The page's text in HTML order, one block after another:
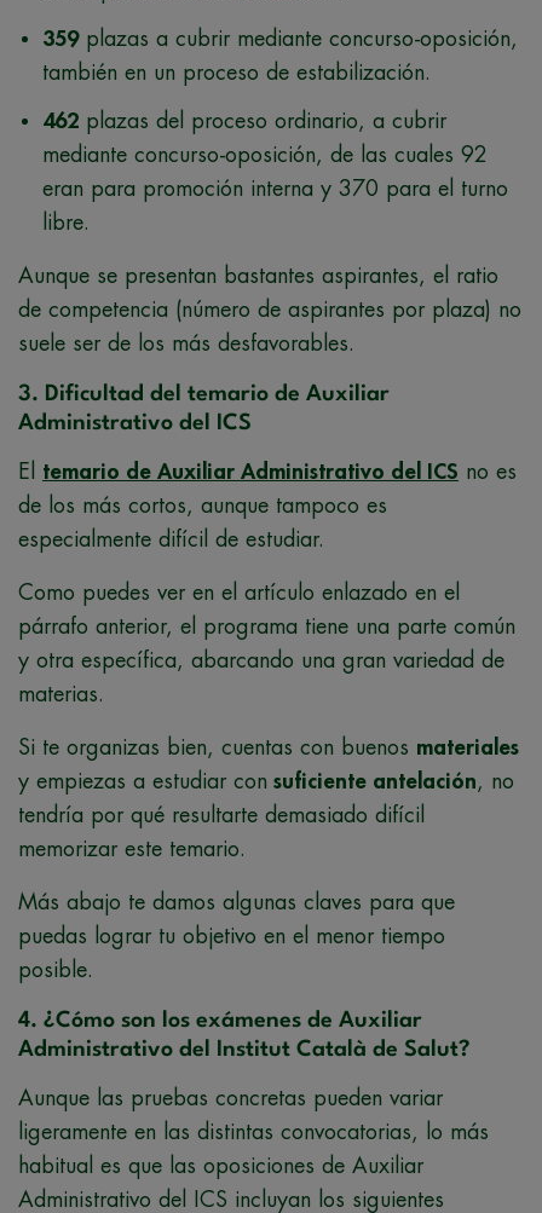
359plazas a cubrir mediante concurso-oposición,
también en un proceso de estabilización.
462 plazas del proceso ordinario, a cubrir
mediante concurso-oposición, de las cuales 92
eran para promoción interna y 370 para el turno
libre.
Aunque se presentan bastantes aspirantes, el ratio
de competencia (número de aspirantes por plaza) no
suele ser de los más desfavorables.
3. Dificultad del temario de Auxiliar
Administrativo del ICS
El temario de Auxiliar Administrativo del ICS no es
de los más cortos, aunque tampoco es
especialmente difícil de estudiar.
Como puedes ver en el artículo enlazado en el
párrafo anterior, el programa tiene una parte común
y otra específica, abarcando una gran variedad de
materias.
Si te organizas bien, cuentas con buenos materiales
y empiezas a estudiar con suficiente antelación, no
tendría por qué resultarte demasiado difícil
memorizar este temario.
Más abajo te damos algunas claves para que
puedas lograr tu objetivo en el menor tiempo
posible.
4. ¿Cómo son los exámenes de Auxiliar
Administrativo del Institut Català de Salut?
Aunque las pruebas concretas pueden variar
ligeramente en las distintas convocatorias, lo más
habitual es que las oposiciones de Auxiliar
Administrativo del ICS incluyan los siguientes